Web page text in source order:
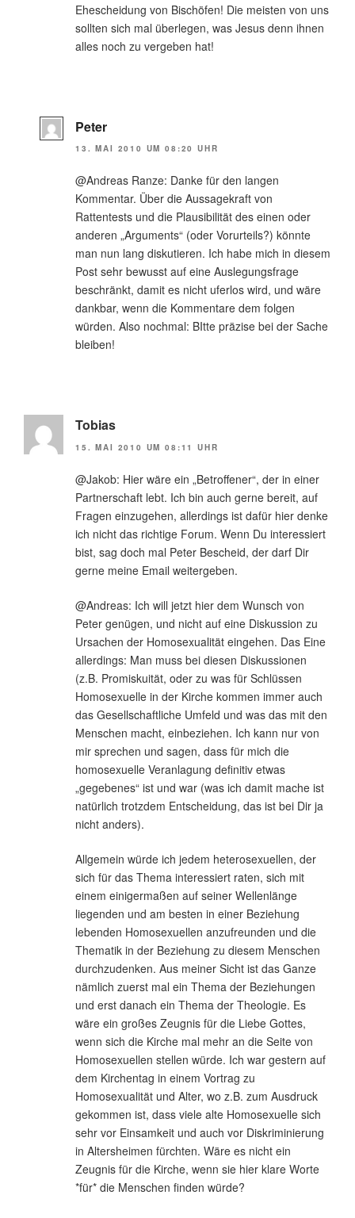
Ehescheidung von Bischöfen! Die meisten von uns
sollten sich mal überlegen, was Jesus denn ihnen
alles noch zu vergeben hat!
Peter
13. MAI 2010 UM 08:20 UHR
@Andreas Ranze: Danke für den langen
Kommentar. Über die Aussagekraft von
Rattentests und die Plausibilität des einen oder
anderen „Arguments“ (oder Vorurteils?) könnte
man nun lang diskutieren. Ich habe mich in diesem
Post sehr bewusst auf eine Auslegungsfrage
beschränkt, damit es nicht uferlos wird, und wäre
dankbar, wenn die Kommentare dem folgen
würden. Also nochmal: BItte präzise bei der Sache
bleiben!
Tobias
15. MAI 2010 UM 08:11 UHR
@Jakob: Hier wäre ein „Betroffener“, der in einer
Partnerschaft lebt. Ich bin auch gerne bereit, auf
Fragen einzugehen, allerdings ist dafür hier denke
ich nicht das richtige Forum. Wenn Du interessiert
bist, sag doch mal Peter Bescheid, der darf Dir
gerne meine Email weitergeben.
@Andreas: Ich will jetzt hier dem Wunsch von
Peter genügen, und nicht auf eine Diskussion zu
Ursachen der Homosexualität eingehen. Das Eine
allerdings: Man muss bei diesen Diskussionen
(z.B. Promiskuität, oder zu was für Schlüssen
Homosexuelle in der Kirche kommen immer auch
das Gesellschaftliche Umfeld und was das mit den
Menschen macht, einbeziehen. Ich kann nur von
mir sprechen und sagen, dass für mich die
homosexuelle Veranlagung definitiv etwas
„gegebenes“ ist und war (was ich damit mache ist
natürlich trotzdem Entscheidung, das ist bei Dir ja
nicht anders).
Allgemein würde ich jedem heterosexuellen, der
sich für das Thema interessiert raten, sich mit
einem einigermaßen auf seiner Wellenlänge
liegenden und am besten in einer Beziehung
lebenden Homosexuellen anzufreunden und die
Thematik in der Beziehung zu diesem Menschen
durchzudenken. Aus meiner Sicht ist das Ganze
nämlich zuerst mal ein Thema der Beziehungen
und erst danach ein Thema der Theologie. Es
wäre ein großes Zeugnis für die Liebe Gottes,
wenn sich die Kirche mal mehr an die Seite von
Homosexuellen stellen würde. Ich war gestern auf
dem Kirchentag in einem Vortrag zu
Homosexualität und Alter, wo z.B. zum Ausdruck
gekommen ist, dass viele alte Homosexuelle sich
sehr vor Einsamkeit und auch vor Diskriminierung
in Altersheimen fürchten. Wäre es nicht ein
Zeugnis für die Kirche, wenn sie hier klare Worte
*für* die Menschen finden würde?